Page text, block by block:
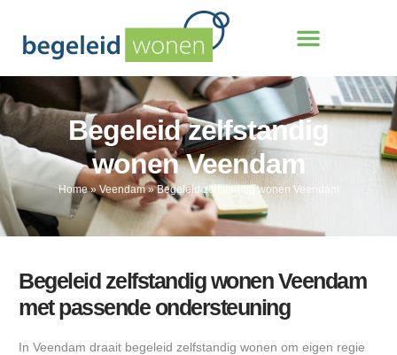
Begeleid zelfstandig
wonen Veendam
Home»Veendam»Begeleid zelfstandig wonen Veendam
Begeleid zelfstandig wonen Veendam
met passende ondersteuning
In Veendam draait begeleid zelfstandig wonen om eigen regie